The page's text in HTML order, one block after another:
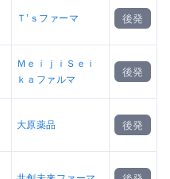
Ｔ’ｓファーマ 後発
ＭｅｉｊｉＳｅｉ
ｋａファルマ
後発
大原薬品 後発